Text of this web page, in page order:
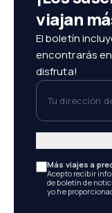
viajan
El boletín
encontrarás
disfruta!
Tu dirección de
Más viajes a
Acepto recibir
de boletín de
yo he